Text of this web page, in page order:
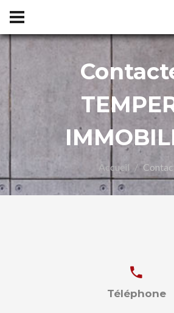
Accueil
Téléphone